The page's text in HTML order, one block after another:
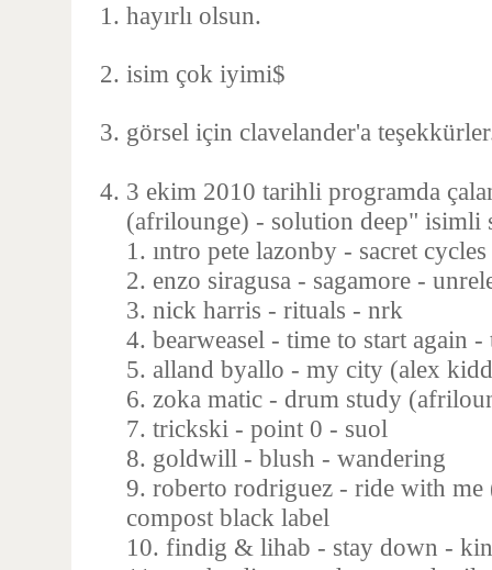
hayırlı olsun.
isim çok iyimi$
görsel için clavelander'a
3 ekim 2010 tarihli programda
(afrilounge) - solution deep" isimli
1. ıntro pete lazonby - sacret cycles
2. enzo siragusa - sagamore -
3. nick harris - rituals - nrk
4. bearweasel - time to start again -
5. alland byallo - my city (alex
6. zoka matic - drum study
7. trickski - point 0 - suol
8. goldwill - blush - wandering
9. roberto rodriguez - ride with
compost black label
10. findig & lihab - stay down -